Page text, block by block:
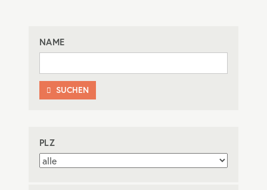
NAME
 SUCHEN
PLZ